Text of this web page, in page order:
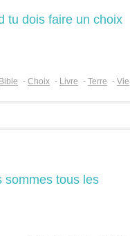
tu dois faire un choix
Bible - Choix - Livre - Terre - Vie
sommes tous les